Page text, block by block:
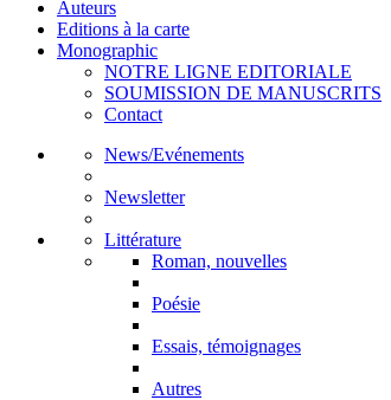
Auteurs
Editions à la carte
Monographic
NOTRE LIGNE EDITORIALE
SOUMISSION DE MANUSCRITS
Contact
News/Evénements
Newsletter
Littérature
Roman, nouvelles
Poésie
Essais, témoignages
Autres